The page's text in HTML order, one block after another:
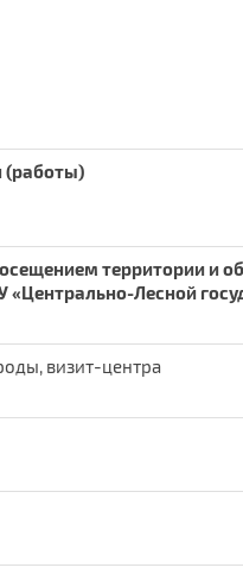
(работы)
территории и
«Центрально-Лесной
визит-центра